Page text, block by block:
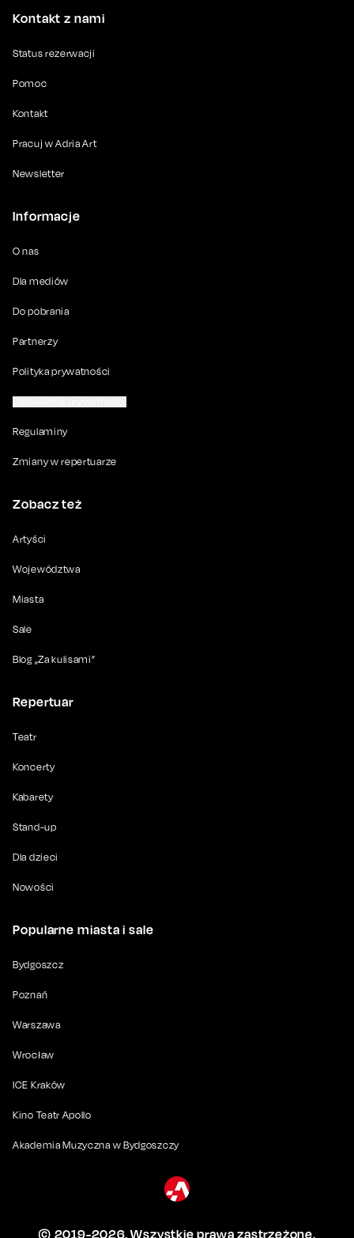
Kontakt z nami
Status rezerwacji
Pomoc
Kontakt
Pracuj w Adria Art
Newsletter
Informacje
O nas
Dla mediów
Do pobrania
Partnerzy
Polityka prywatności
Regulaminy
Zmiany w repertuarze
Zobacz też
Artyści
Województwa
Miasta
Sale
Blog „Za kulisami”
Repertuar
Teatr
Koncerty
Kabarety
Stand-up
Dla dzieci
Nowości
Popularne miasta i sale
Bydgoszcz
Poznań
Warszawa
Wrocław
ICE Kraków
Kino Teatr Apollo
Akademia Muzyczna w Bydgoszczy
© 2019-2026. Wszystkie prawa zastrzeżone.